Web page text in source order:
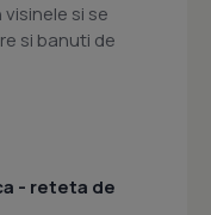
si se
si banuti de
- reteta de